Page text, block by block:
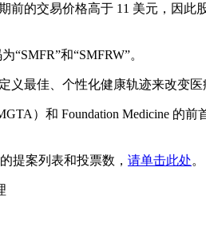
的交易价格高于 11 美元，因
和“SMFRW”。
义最佳、个性化健康轨迹来改变
）和 Foundation Medicine 的前
提案列表和投票数， 请单击此处。